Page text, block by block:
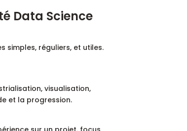
Data Science
simples, réguliers, et utiles.
visualisation,
et la progression.